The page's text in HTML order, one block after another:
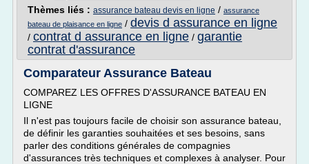
Thèmes liés : assurance bateau devis en ligne / assurance
bateau de plaisance en ligne / devis d assurance en ligne
/ contrat d assurance en ligne / garantie
contrat d'assurance
Comparateur Assurance Bateau
COMPAREZ LES OFFRES D'ASSURANCE BATEAU EN
LIGNE
Il n'est pas toujours facile de choisir son assurance bateau,
de définir les garanties souhaitées et ses besoins, sans
parler des conditions générales de compagnies
d'assurances très techniques et complexes à analyser. Pour